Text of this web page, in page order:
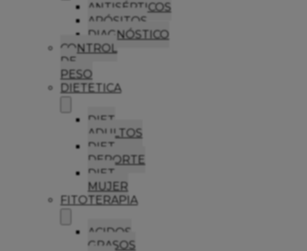
ANTISÉPTICOS
APÓSITOS
DIAGNÓSTICO
CONTROL
DE
PESO
DIETETICA
DIET
ADULTOS
DIET
DEPORTE
DIET
MUJER
FITOTERAPIA
ACIDOS
GRASOS